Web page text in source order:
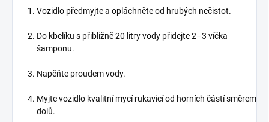
Vozidlo předmyjte a opláchněte od hrubých nečistot.
Do kbelíku s přibližně 20 litry vody přidejte 2–3 víčka
šamponu.
Napěňte proudem vody.
Myjte vozidlo kvalitní mycí rukavicí od horních částí směrem
dolů.